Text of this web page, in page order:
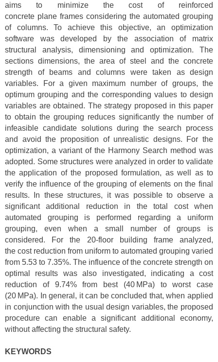
aims to minimize the cost of reinforced
concrete plane frames considering the automated grouping
of columns. To achieve this objective, an optimization
software was developed by the association of matrix
structural analysis, dimensioning and optimization. The
sections dimensions, the area of steel and the concrete
strength of beams and columns were taken as design
variables. For a given maximum number of groups, the
optimum grouping and the corresponding values to design
variables are obtained. The strategy proposed in this paper
to obtain the grouping reduces significantly the number of
infeasible candidate solutions during the search process
and avoid the proposition of unrealistic designs. For the
optimization, a variant of the Harmony Search method was
adopted. Some structures were analyzed in order to validate
the application of the proposed formulation, as well as to
verify the influence of the grouping of elements on the final
results. In these structures, it was possible to observe a
significant additional reduction in the total cost when
automated grouping is performed regarding a uniform
grouping, even when a small number of groups is
considered. For the 20-floor building frame analyzed,
the cost reduction from uniform to automated grouping varied
from 5.53 to 7.35%. The influence of the concrete strength on
optimal results was also investigated, indicating a cost
reduction of 9.74% from best (40 MPa) to worst case
(20 MPa). In general, it can be concluded that, when applied
in conjunction with the usual design variables, the proposed
procedure can enable a significant additional economy,
without affecting the structural safety.
KEYWORDS